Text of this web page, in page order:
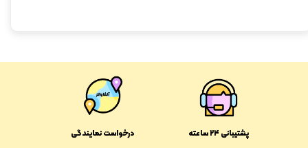
پشتیبانی ۲۴ ساعته درخواست نمایندگی